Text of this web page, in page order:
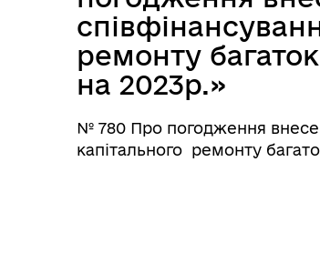
ремонту
на 2023р.»
№ 780 Про погодження
капітального ремонту